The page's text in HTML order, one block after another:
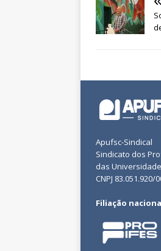
Apufsc-Sindical
Sindicato dos
das
CNPJ 83.051.920/
Filiação